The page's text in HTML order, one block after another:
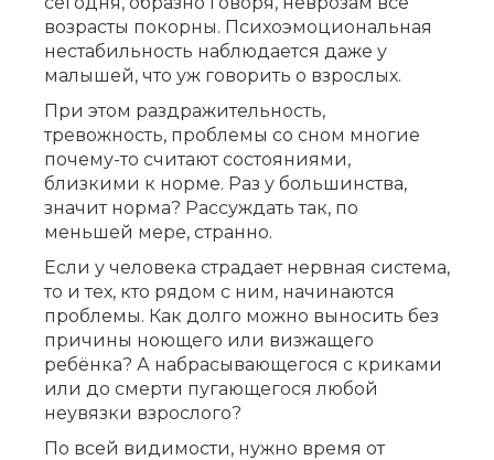
возрасты покорны. Психоэмоциональная
нестабильность наблюдается даже у
малышей, что уж говорить о взрослых.
При этом раздражительность,
тревожность, проблемы со сном многие
почему-то считают состояниями,
близкими к норме. Раз у большинства,
значит норма? Рассуждать так, по
меньшей мере, странно.
Если у человека страдает нервная система,
то и тех, кто рядом с ним, начинаются
проблемы. Как долго можно выносить без
причины ноющего или визжащего
ребёнка? А набрасывающегося с криками
или до смерти пугающегося любой
неувязки взрослого?
По всей видимости, нужно время от